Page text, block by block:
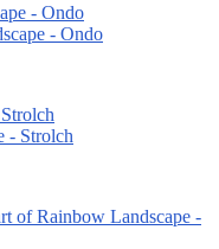
- Ondo
of Rainbow Landscape -